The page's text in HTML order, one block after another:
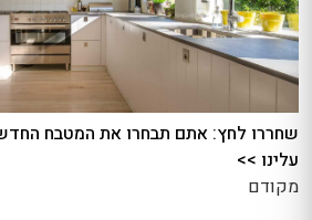
שחררו לחץ: אתם תבחרו את המטבח
עלינו >>
מקודם